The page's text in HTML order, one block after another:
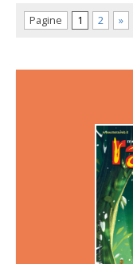
Pagine 1 2 »